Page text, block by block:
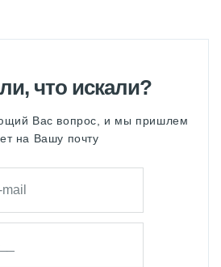
что искали?
Вас вопрос, и мы пришлем
на Вашу почту